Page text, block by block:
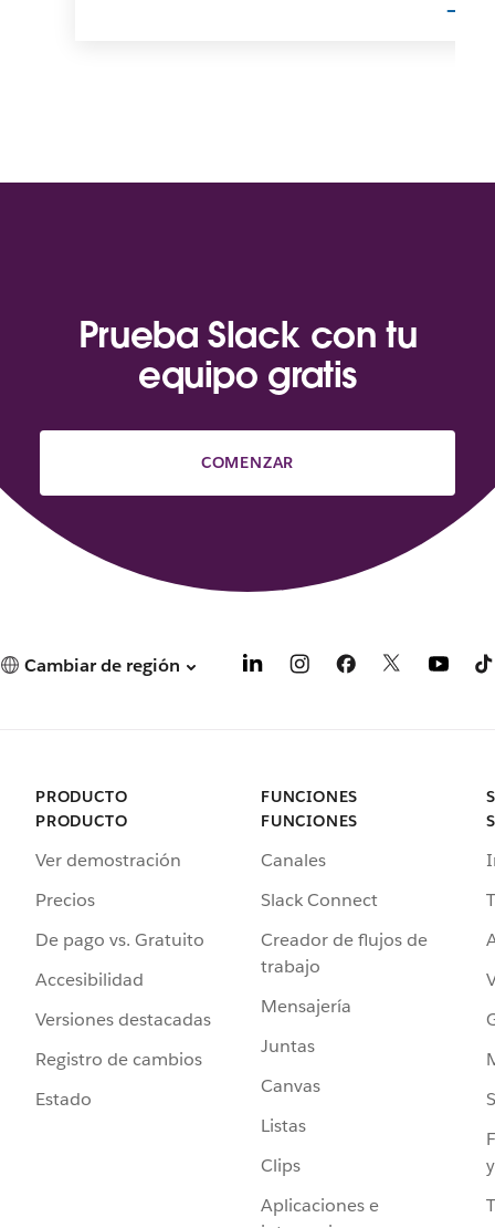
Prueba Slack con tu
equipo gratis
COMENZAR
Cambiar de región
PRODUCTO
PRODUCTO
Ver demostración
Precios
De pago vs. Gratuito
Accesibilidad
Versiones destacadas
Registro de cambios
Estado
FUNCIONES
FUNCIONES
Canales
Slack Connect
Creador de flujos de
trabajo
Mensajería
Juntas
Canvas
Listas
Clips
Aplicaciones e